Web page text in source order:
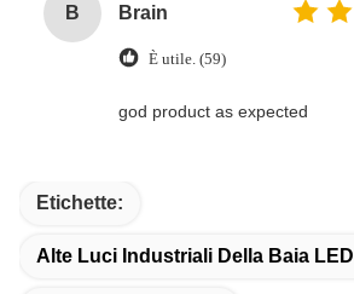
B Brain
È utile. (59)
god product as expected
Etichette:
Alte Luci Industriali Della Baia LED